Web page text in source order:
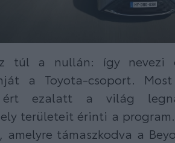
túl a nullán: így nevezi
a Toyota-csoport.
ezalatt a világ
területeit érinti a
támaszkodva a